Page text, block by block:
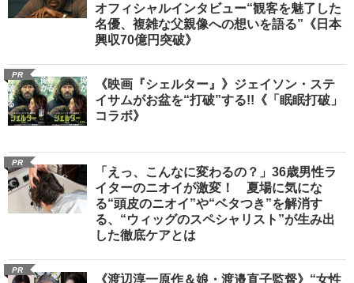
オフィシャルインタビュー“観客を魅了した
名優、複雑な父親像への想いを語る”《日本
興収70億円突破》
PR
《映画『シェルター』》ジェイソン・ステ
イサムがお盆を“打破”する!!《「眠眠打破」
コラボ》
PR
「えっ、こんなに変わるの？」36歳男性ラ
イターのニオイが激変！ 夏場に気にな
る“頭皮のニオイ”や“ベタつき”を解消す
る、“ウィッグのスペシャリスト”が生み出
した徹底ケアとは
PR
《渡辺淳一原作＆娘・渡邉直子監督》“女性